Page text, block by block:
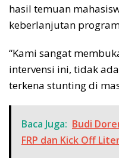
hasil temuan
keberlanjutan
“Kami sangat
intervensi ini, tidak
terkena stunting di
Baca Juga: Budi
FRP dan Kick Off